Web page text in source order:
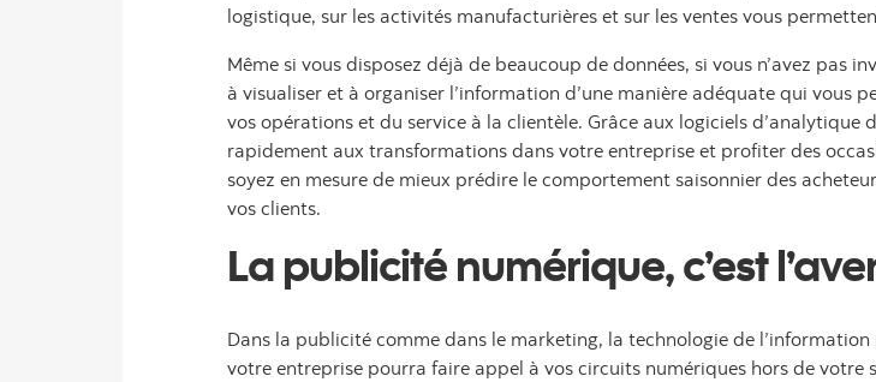
logistique, sur les activités manufacturières et sur les ventes vous
Même si vous disposez déjà de beaucoup de données, si vous n’avez pas
à visualiser et à organiser l’information d’une manière adéquate qui vous
vos opérations et du service à la clientèle. Grâce aux logiciels d’analytique
rapidement aux transformations dans votre entreprise et profiter des
soyez en mesure de mieux prédire le comportement saisonnier des
vos clients.
La publicité numérique, c’est
Dans la publicité comme dans le marketing, la technologie de
votre entreprise pourra faire appel à vos circuits numériques hors de